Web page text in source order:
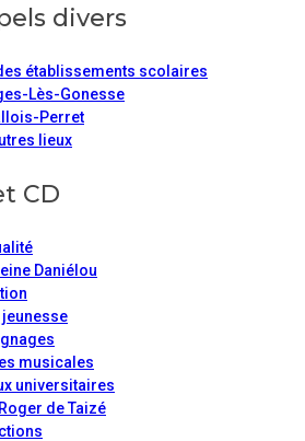
divers
établissements scolaires
Lès-Gonesse
Perret
lieux
CD
Daniélou
jeunesse
musicales
universitaires
de Taizé